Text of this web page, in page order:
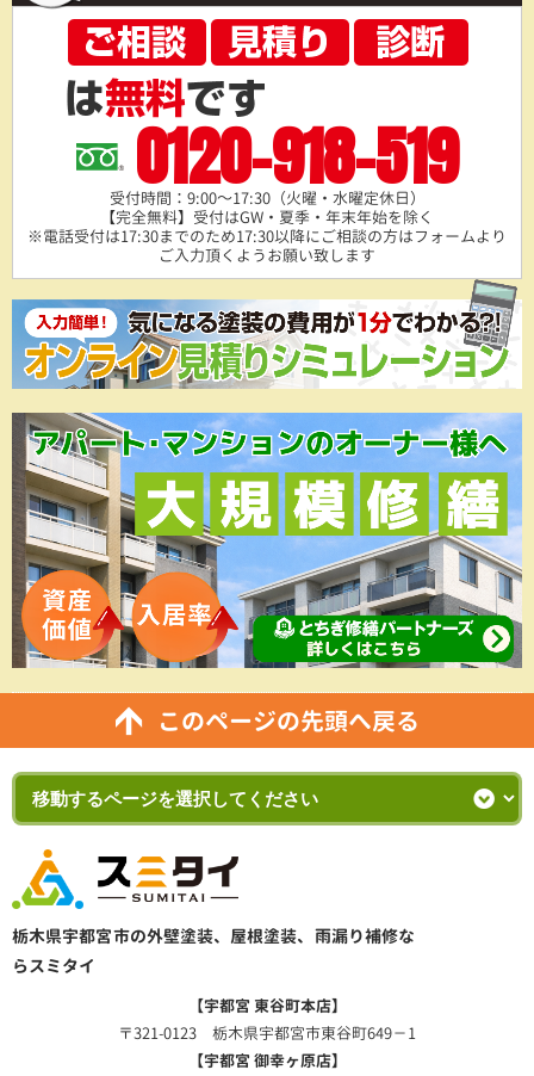
0120-918-519
受付時間：9:00～17:30（火曜・水曜定休日）
【完全無料】受付はGW・夏季・年末年始を除く
※電話受付は17:30までのため17:30以降にご相談の方はフォームより
ご入力頂くようお願い致します
このページの先頭へ戻る
栃木県宇都宮市の外壁塗装、屋根塗装、雨漏り補修な
らスミタイ
【宇都宮 東谷町本店】
〒321-0123 栃木県宇都宮市東谷町649－1
【宇都宮 御幸ヶ原店】